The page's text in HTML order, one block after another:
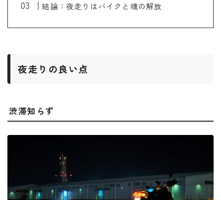
結論：夜走りはバイクと魂の解放
夜走りの良い点
渋滞知らず